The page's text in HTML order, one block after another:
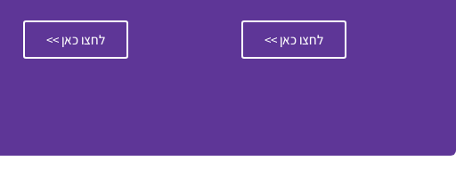
לחצו כאן >> לחצו כאן >>